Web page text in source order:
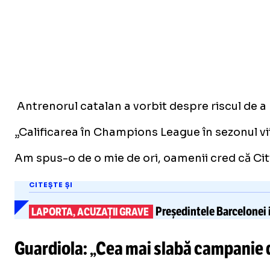
Antrenorul catalan a vorbit despre riscul de
„Calificarea în Champions League în
Am spus-o de o mie de ori, oamenii cred că
CITEȘTE ȘI
LAPORTA, ACUZAȚII GRAVE Președintele Barcelonei
Guardiola: „Cea mai slabă